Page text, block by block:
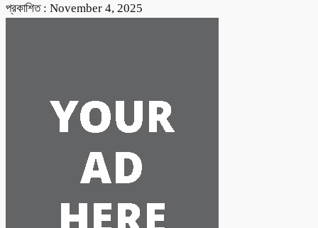
প্রকাশিত : November 4, 2025